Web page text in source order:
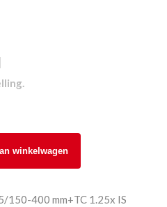
winkelwagen
150-400 mm+TC 1.25x IS